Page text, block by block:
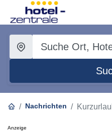
Nachrichten
Anzeige